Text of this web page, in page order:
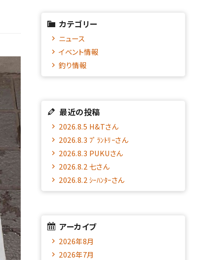
カテゴリー
ニュース
イベント情報
釣り情報
最近の投稿
2026.8.5 H&Tさん
2026.8.3 ﾌﾟﾗﾝﾄﾘｰさん
2026.8.3 PUKUさん
2026.8.2 七さん
2026.8.2 ｼｰﾊﾝﾀｰさん
アーカイブ
2026年8月
2026年7月